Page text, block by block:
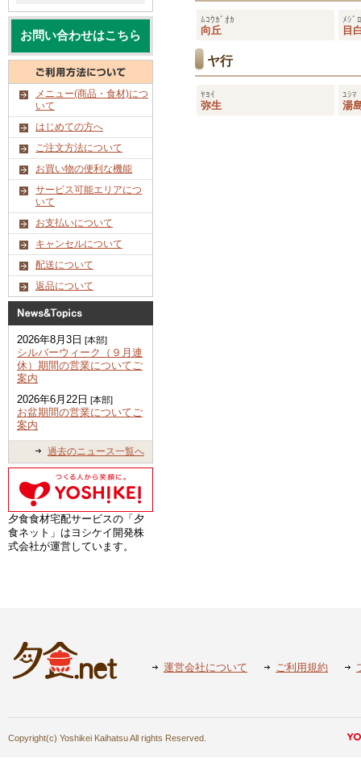
ﾑｺｳｶﾞｵｶ
向丘
ﾒｼﾞ
目
ヤ行
ﾔﾖｲ
弥生
ﾕｼﾏ
湯
お問い合わせはこちら
メニュー(商品・食材)につ
いて
はじめての方へ
ご注文方法について
お買い物の便利な機能
サービス可能エリアにつ
いて
お支払いについて
キャンセルについて
配送について
返品について
2026年8月3日 [本部]
シルバーウィーク（９月連
休）期間の営業についてご
案内
2026年6月22日 [本部]
お盆期間の営業についてご
案内
過去のニュース一覧へ
夕食食材宅配サービスの「夕
食ネット」はヨシケイ開発株
式会社が運営しています。
運営会社について ご利用規約
Copyright(c) Yoshikei Kaihatsu All rights Reserved.